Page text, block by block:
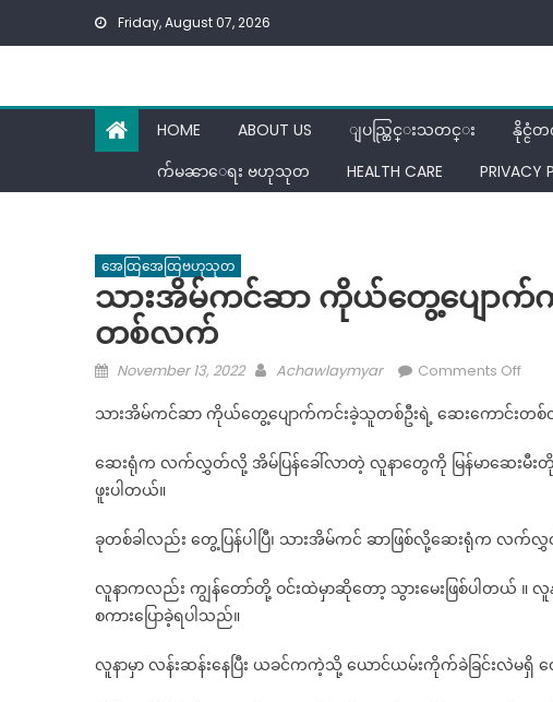
Friday, August 07, 2026
HOME ABOUT US ျပည္တြင္းသတင္း နိုင္ငံ
က်မၼာေရး ဗဟုသုတ
HEALTH CARE PRIVACY
အေထြအေထြဗဟုသုတ
သားအိမ်ကင်ဆာ ကိုယ်တွေ့ပျောက်
တစ်လက်
Posted
November 13, 2022 Author
Achawlaymyar Comments Offon
ကင်
ပျေ
တစ်
ရဲ့
တစ်
သားအိမ်ကင်ဆာ ကိုယ်တွေ့ပျောက်ကင်းခဲ့သူတစ်ဦးရဲ့ ဆေးကောင်းတ
ဆေးရုံက လက်လွှတ်လို့ အိမ်ပြန်ခေါ်လာတဲ့ လူနာတွေကို မြန်မာဆေးမီးတို
ဖူးပါတယ်။
ခုတစ်ခါလည်း တွေ့ပြန်ပါပြီ၊ သားအိမ်ကင် ဆာဖြစ်လို့ဆေးရုံက လက်
လူနာကလည်း ကျွန်တော်တို့ ဝင်းထဲမှာဆိုတော့ သွားမေးဖြစ်ပါတယ်
စကားပြောခဲ့ရပါသည်။
လူနာမှာ လန်းဆန်းနေပြီး ယခင်ကကဲ့သို့ ယောင်ယမ်းကိုက်ခဲခြင်းလဲမရှိ တေ